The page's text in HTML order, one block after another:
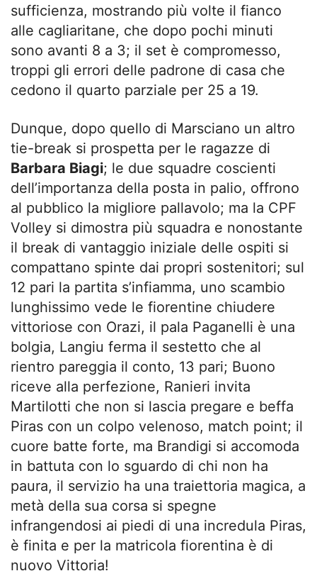
sufficienza, mostrando più volte il fianco
alle cagliaritane, che dopo pochi minuti
sono avanti 8 a 3; il set è compromesso,
troppi gli errori delle padrone di casa che
cedono il quarto parziale per 25 a 19.
Dunque, dopo quello di Marsciano un altro
tie-break si prospetta per le ragazze di
Barbara Biagi; le due squadre coscienti
dell’importanza della posta in palio, offrono
al pubblico la migliore pallavolo; ma la CPF
Volley si dimostra più squadra e nonostante
il break di vantaggio iniziale delle ospiti si
compattano spinte dai propri sostenitori; sul
12 pari la partita s’infiamma, uno scambio
lunghissimo vede le fiorentine chiudere
vittoriose con Orazi, il pala Paganelli è una
bolgia, Langiu ferma il sestetto che al
rientro pareggia il conto, 13 pari; Buono
riceve alla perfezione, Ranieri invita
Martilotti che non si lascia pregare e beffa
Piras con un colpo velenoso, match point; il
cuore batte forte, ma Brandigi si accomoda
in battuta con lo sguardo di chi non ha
paura, il servizio ha una traiettoria magica, a
metà della sua corsa si spegne
infrangendosi ai piedi di una incredula Piras,
è finita e per la matricola fiorentina è di
nuovo Vittoria!